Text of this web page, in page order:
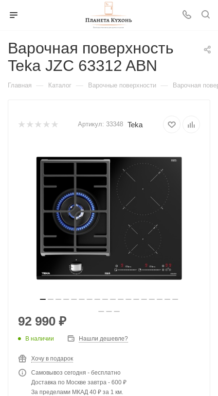
Варочная поверхность
Teka JZC 63312 ABN
Главная — Каталог — Варочные поверхности — Варочная
Артикул: 33348 Teka
92 990 ₽
В наличии Нашли дешевле?
Хочу в подарок
Самовывоз сегодня - бесплатно
Доставка по Москве завтра - 600 ₽
За пределами МКАД 40 ₽ за 1 км.